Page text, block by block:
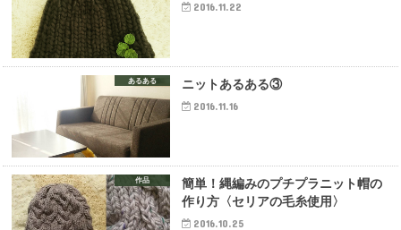
2016.11.22
あるある ニットあるある③
2016.11.16
作品
簡単！縄編みのプチプラニット帽の
作り方〈セリアの毛糸使用〉
2016.10.25